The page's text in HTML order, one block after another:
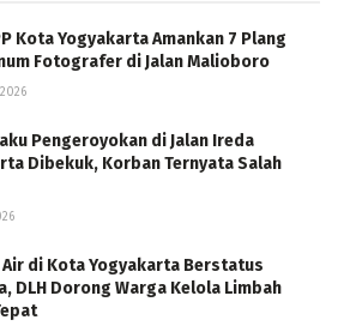
Kota Yogyakarta Amankan 7 Plang
Fotografer di Jalan Malioboro
Pengeroyokan di Jalan Ireda
Dibekuk, Korban Ternyata Salah
di Kota Yogyakarta Berstatus
DLH Dorong Warga Kelola Limbah